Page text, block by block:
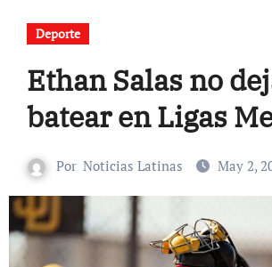
Deporte
Ethan Salas no
batear en Ligas
Por Noticias Latinas May 2,